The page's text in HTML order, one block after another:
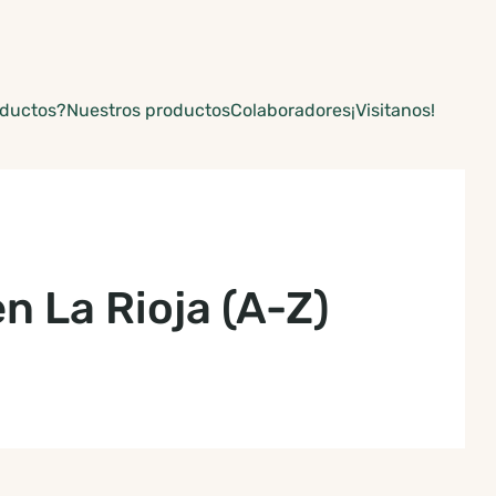
Nuestros productosColaboradores¡Visitanos!
La Rioja (A-Z)